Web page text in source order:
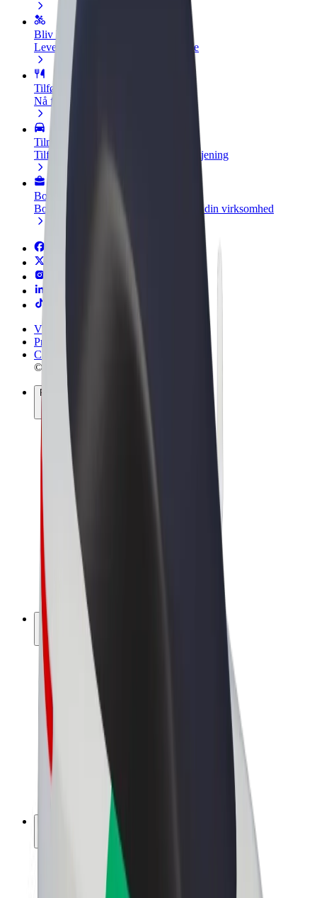
Bliv leveringsperson
Lever mad og få udbetaling hver uge
Tilføj restaurant eller butik
Nå flere kunder og øg din indtjening
Tilmeld dig som flådeejer
Tilføj din flåde til Bolt, og øg din indtjening
Bolt for Business
Bolt-produkter og tjenester skaleret til din virksomhed
Vilkår og betingelser
Privatliv
Cookies
© 2026 Bolt Technology OÜ
Produkter
Ture
Løbehjul
Bolt Marked
Bolt Food
Bolt Drive
Bolt for Business
Elcykler
Bolt Plus
Tjen penge med Bolt
Chauffører
Chaufførindtjening
Leveringspersoner
Kurerindtjening
Bolt Mad partnere